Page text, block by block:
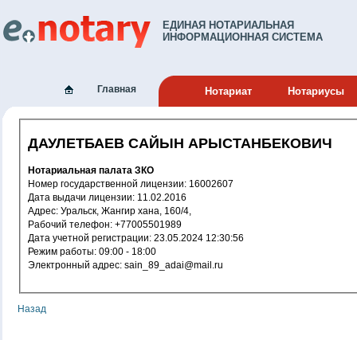
ЕДИНАЯ НОТАРИАЛЬНАЯ
ИНФОРМАЦИОННАЯ СИСТЕМА
Главная Нотариат Нотариусы
ДАУЛЕТБАЕВ САЙЫН АРЫСТАНБЕКОВИЧ
Нотариальная палата ЗКО
Номер государственной лицензии: 16002607
Дата выдачи лицензии: 11.02.2016
Адрес: Уральск, Жангир хана, 160/4,
Рабочий телефон: +77005501989
Дата учетной регистрации: 23.05.2024 12:30:56
Режим работы: 09:00 - 18:00
Электронный адрес: sain_89_adai@mail.ru
Назад